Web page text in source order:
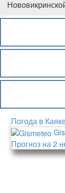
Подробнеео
Погода в
Прогноз на 2